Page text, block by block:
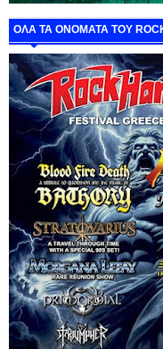
ΟΛΑ ΤΑ ΟΝΟΜΑΤΑ ΤΟΥ ROCK